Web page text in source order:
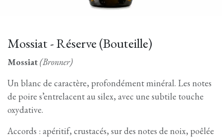
Mossiat - Réserve (Bouteille)
Mossiat(Bronner)
Un blanc de caractère, profondément minéral. Les notes
de poire s’entrelacent au silex, avec une subtile touche
oxydative.
Accords : apéritif, crustacés, sur des notes de noix, poêlée